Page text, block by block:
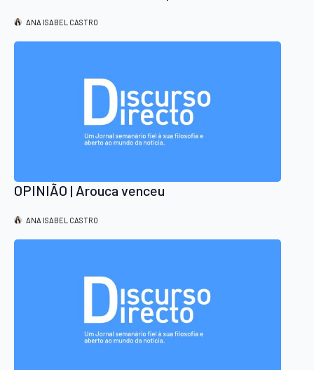
ANA ISABEL CASTRO
OPINIÃO | Arouca venceu
ANA ISABEL CASTRO